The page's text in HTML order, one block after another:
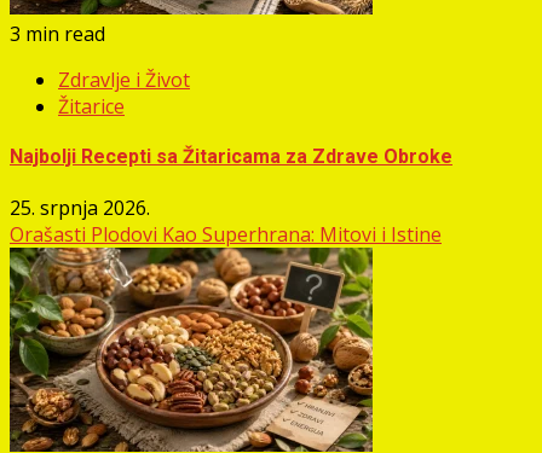
3 min read
Zdravlje i Život
Žitarice
Najbolji Recepti sa Žitaricama za Zdrave Obroke
25. srpnja 2026.
Orašasti Plodovi Kao Superhrana: Mitovi i Istine